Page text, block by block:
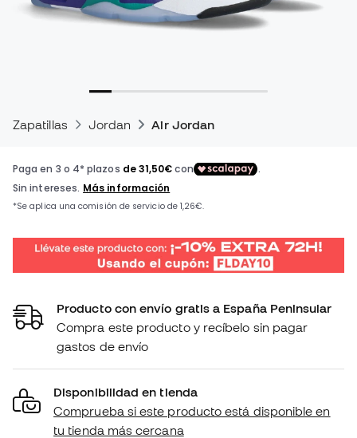
Zapatillas Jordan Air Jordan
Producto con envío gratis a España Peninsular
Compra este producto y recíbelo sin pagar
gastos de envío
Disponibilidad en tienda
Comprueba si este producto está disponible en
tu tienda más cercana